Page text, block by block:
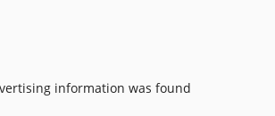
information was found